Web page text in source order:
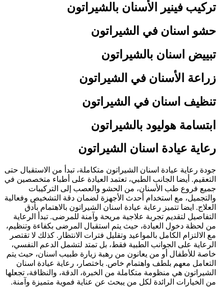
تركيب فينير الأسنان بالشيراتون
حشو اسنان في الشيراتون
تبييض اسنان بالشيراتون
زراعة الأسنان في الشيراتون
تنظيف اسنان في الشيراتون
ابتسامة هوليود بالشيراتون
رعاية عيادة اسنان الشيراتون
جودة رعاية عيادة اسنان الشيراتون متكاملة، تبدأ من الاستقبال حتى
التعقيم. أيضا الجانب الطبي، تعتمد العيادة على أطباء متخصصين في
جميع فروع طب الأسنان، من الحشو والعصب إلى التركيبات
والتجميل، مع استخدام أحدث الأجهزة لضمان دقة التشخيص وفعالية
العلاج. ايضا تتميز رعاية عيادة اسنان الشيراتون بالاهتمام بأدق
التفاصيل لتقديم تجربة علاجية مريحة وآمنة للمرضى. تبدأ الرعاية
من لحظة دخول العيادة، حيث يتم استقبال المرضى بكفاءة وتنظيم،
مع الالتزام الكامل بالمواعيد وتقليل فترات الانتظار. كذلك لا تقتصر
الرعاية على الجوانب الطبية فقط، بل تمتد لتشمل الدعم النفسي،
خاصة للأطفال أو من يعانون من رهبة زيارة طبيب اسنان، حيث يتم
التعامل معهم بلطف واهتمام خاص. باختصار، رعاية عيادة اسنان
الشيراتون هي منظومة متكاملة من الخبرة، الدقة، والنظافة، تجعلها
من الخيارات الرائدة لكل من يبحث عن عناية فموية متميزة وآمنة.